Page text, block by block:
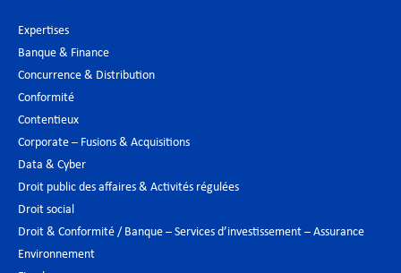
Expertises
Banque & Finance
Concurrence & Distribution
Conformité
Contentieux
Corporate – Fusions & Acquisitions
Data & Cyber
Droit public des affaires & Activités régulées
Droit social
Droit & Conformité / Banque – Services d’investissement – Assurance
Environnement